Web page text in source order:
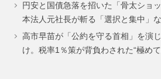
ー
ジ
ー
ジ
ー
ジ
円安と国債急落を招いた「骨太ショ
本法人元社長が斬る「選択と集中」
高市早苗が「公約を守る首相」を演
け。税率1％策が背負わされた“極め